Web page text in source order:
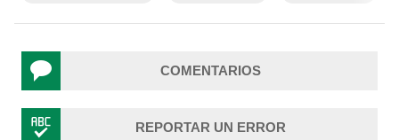
COMENTARIOS
REPORTAR UN ERROR